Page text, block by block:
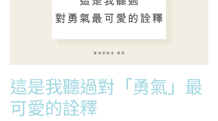
這是我聽過對「勇氣」最
可愛的詮釋
釋